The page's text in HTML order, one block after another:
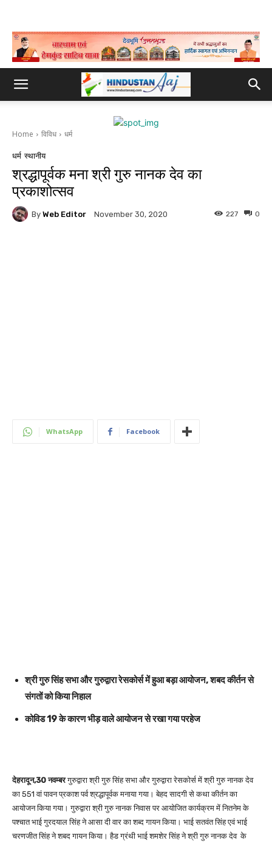
Home विविध धर्म
धर्म स्थानीय
श्रद्धापूर्वक मना श्री गुरु नानक देव का
प्रकाशोत्सव
By Web Editor November 30, 2020 0
227
WhatsApp Facebook
श्री गुरु सिंह सभा और गुरुद्वारा रेसकोर्स में हुआ बड़ा आयोजन, शबद कीर्तन से
संगतों को किया निहाल
कोविड 19 के कारण भीड़ वाले आयोजन से रखा गया परहेज
देहरादून,30 नवम्बरगुरुद्वारा श्री गुरु सिंह सभा और गुरुद्वारा रेसकोर्स में श्री गुरु नानक देव
का 551 वां पावन प्रकाश पर्व श्रद्धापूर्वक मनाया गया। बेहद सादगी से कथा कीर्तन का
आयोजन किया गया। गुरुद्वारा श्री गुरु नानक निवास पर आयोजित कार्यक्रम में नितनेम के
पश्चात भाई गुरदयाल सिंह ने आसा दी वार का शब्द गायन किया। भाई सतवंत सिंह एवं भाई
चरणजीत सिंह ने शबद गायन किया। हैड ग्रंथी भाई शमशेर सिंह ने श्री गुरु नानक देव के